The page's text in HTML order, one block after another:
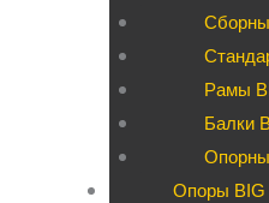
Рамы
Балки
Опоры BIG